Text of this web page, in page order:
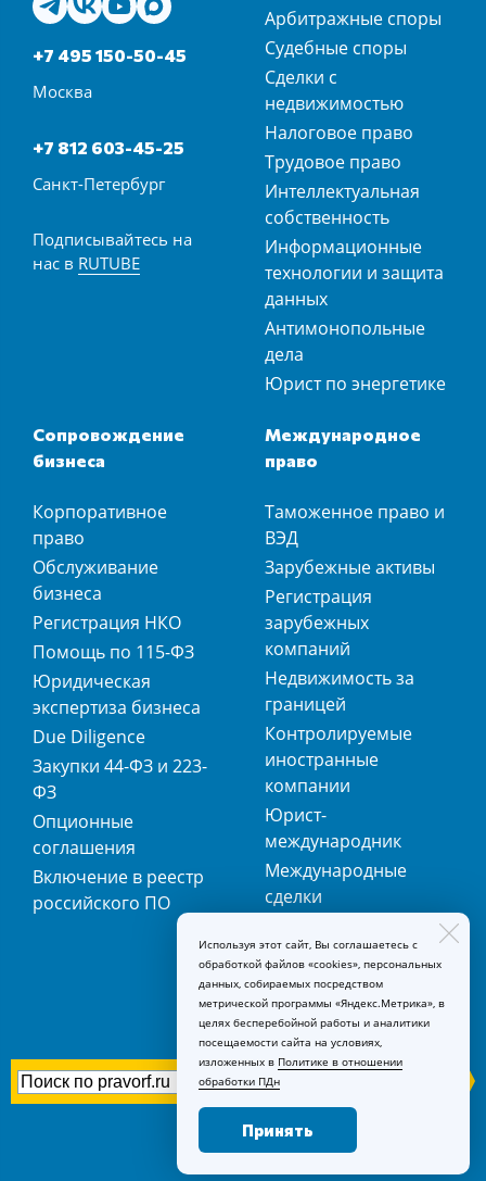
+7 495 150-50-45
Москва
+7 812 603-45-25
Санкт-Петербург
Подписывайтесь на
нас в RUTUBE
Арбитражные споры
Судебные споры
Сделки с
недвижимостью
Налоговое право
Трудовое право
Интеллектуальная
собственность
Информационные
технологии и защита
данных
Антимонопольные
дела
Юрист по энергетике
Сопровождение
бизнеса
Корпоративное
право
Обслуживание
бизнеса
Регистрация НКО
Помощь по 115-ФЗ
Юридическая
экспертиза бизнеса
Due Diligence
Закупки 44-ФЗ и 223-
ФЗ
Опционные
соглашения
Включение в реестр
российского ПО
Международное
право
Таможенное право и
ВЭД
Зарубежные активы
Регистрация
зарубежных
компаний
Недвижимость за
границей
Контролируемые
иностранные
компании
Юрист-
международник
Международные
сделки
регистрация
товарных знаков
Используя этот сайт, Вы соглашаетесь с
обработкой файлов «cookies», персональных
данных, собираемых посредством
метрической программы «Яндекс.Метрика», в
целях бесперебойной работы и аналитики
посещаемости сайта на условиях,
изложенных в Политике в отношении
обработки ПДн
Принять